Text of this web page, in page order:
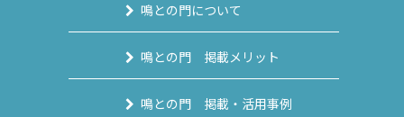
鳴との門について
鳴との門 掲載メリット
鳴との門 掲載・活用事例